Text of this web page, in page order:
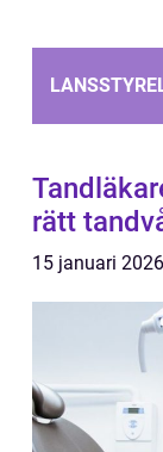
rätt
15 januari 2026